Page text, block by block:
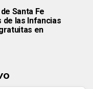
Santa Fe
las Infancias
en